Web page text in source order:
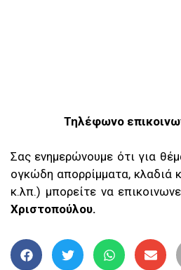
Τηλέφωνο
Σας ενημερώνουμε ότι για
ογκώδη απορρίμματα, κλαδιά
κ.λπ.) μπορείτε να
Χριστοπούλου.